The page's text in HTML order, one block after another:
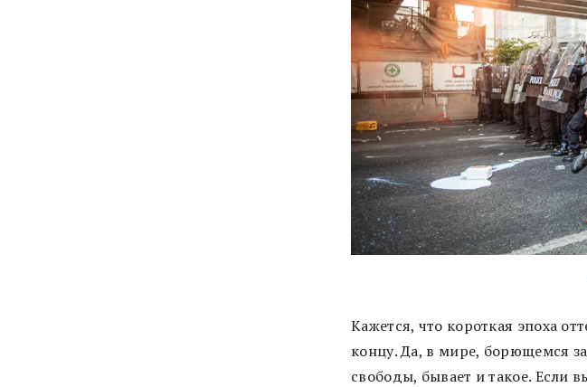
Кажется, что короткая эпоха
концу. Да, в мире, борющемся
свободы, бывает и такое. Если